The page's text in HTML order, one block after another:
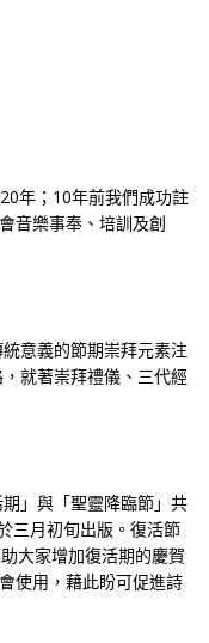
年；10年前我們成功註
音樂事奉、培訓及創
意義的節期崇拜元素注
就著崇拜禮儀、三代經
」與「聖靈降臨節」共
三月初旬出版。復活節
大家增加復活期的慶賀
使用，藉此盼可促進詩